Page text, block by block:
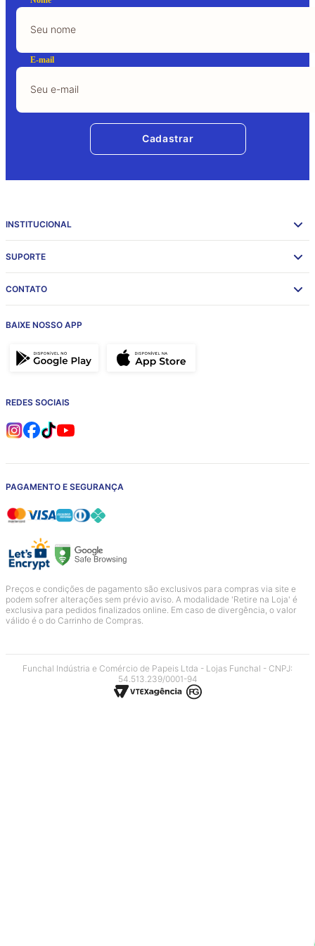
E-mail
Cadastrar
INSTITUCIONAL
SUPORTE
CONTATO
BAIXE NOSSO APP
REDES SOCIAIS
PAGAMENTO E SEGURANÇA
Preços e condições de pagamento são exclusivos para compras via site e
podem sofrer alterações sem prévio aviso. A modalidade 'Retire na Loja' é
exclusiva para pedidos finalizados online. Em caso de divergência, o valor
válido é o do Carrinho de Compras.
Funchal Indústria e Comércio de Papeis Ltda - Lojas Funchal - CNPJ:
54.513.239/0001-94